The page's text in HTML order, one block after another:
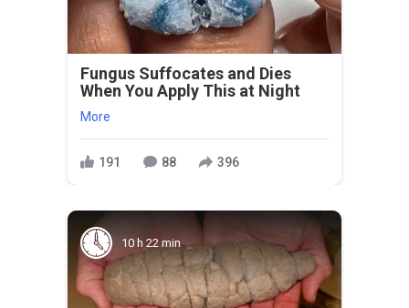
Fungus Suffocates and Dies
When You Apply This at Night
More
191 88 396
10 h 22 min